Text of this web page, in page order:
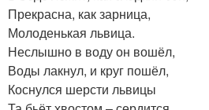
Прекрасна, как зарница,
Молоденькая львица.
Неслышно в воду он вошёл,
Воды лакнул, и круг пошёл,
Коснулся шерсти львицы